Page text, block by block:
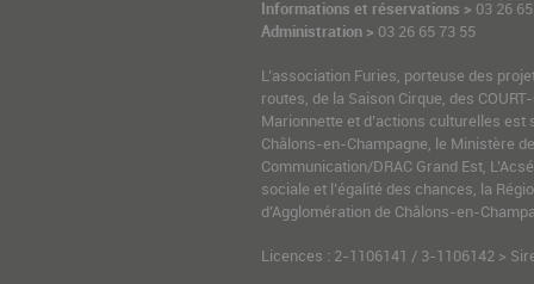
Informations et réservations > 03 26
Administration > 03 26 65 73 55
L’association Furies, porteuse des
routes, de la Saison Cirque, des
Marionnette et d’actions culturelles est
Châlons-en-Champagne, le Ministère
Communication/DRAC Grand Est,
sociale et l’égalité des chances, la
d’Agglomération de Châlons-en-
Licences : 2-1106141 / 3-1106142 >